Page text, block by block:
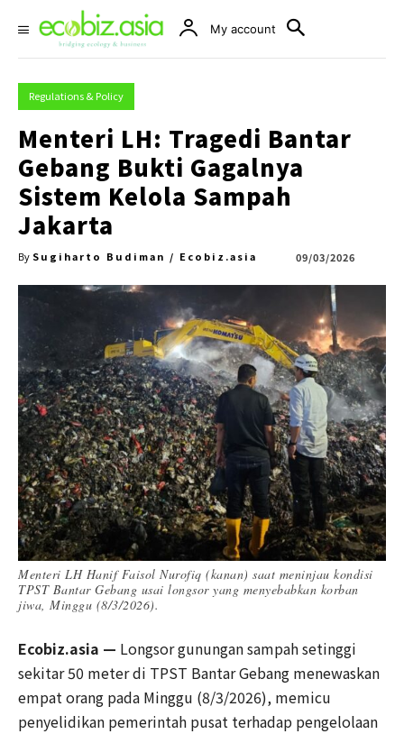
My account
Regulations & Policy
Menteri LH: Tragedi Bantar
Gebang Bukti Gagalnya
Sistem Kelola Sampah
Jakarta
By Sugiharto Budiman / Ecobiz.asia 09/03/2026
Menteri LH Hanif Faisol Nurofiq (kanan) saat meninjau kondisi
TPST Bantar Gebang usai longsor yang menyebabkan korban
jiwa, Minggu (8/3/2026).
Ecobiz.asia — Longsor gunungan sampah setinggi
sekitar 50 meter di TPST Bantar Gebang menewaskan
empat orang pada Minggu (8/3/2026), memicu
penyelidikan pemerintah pusat terhadap pengelolaan